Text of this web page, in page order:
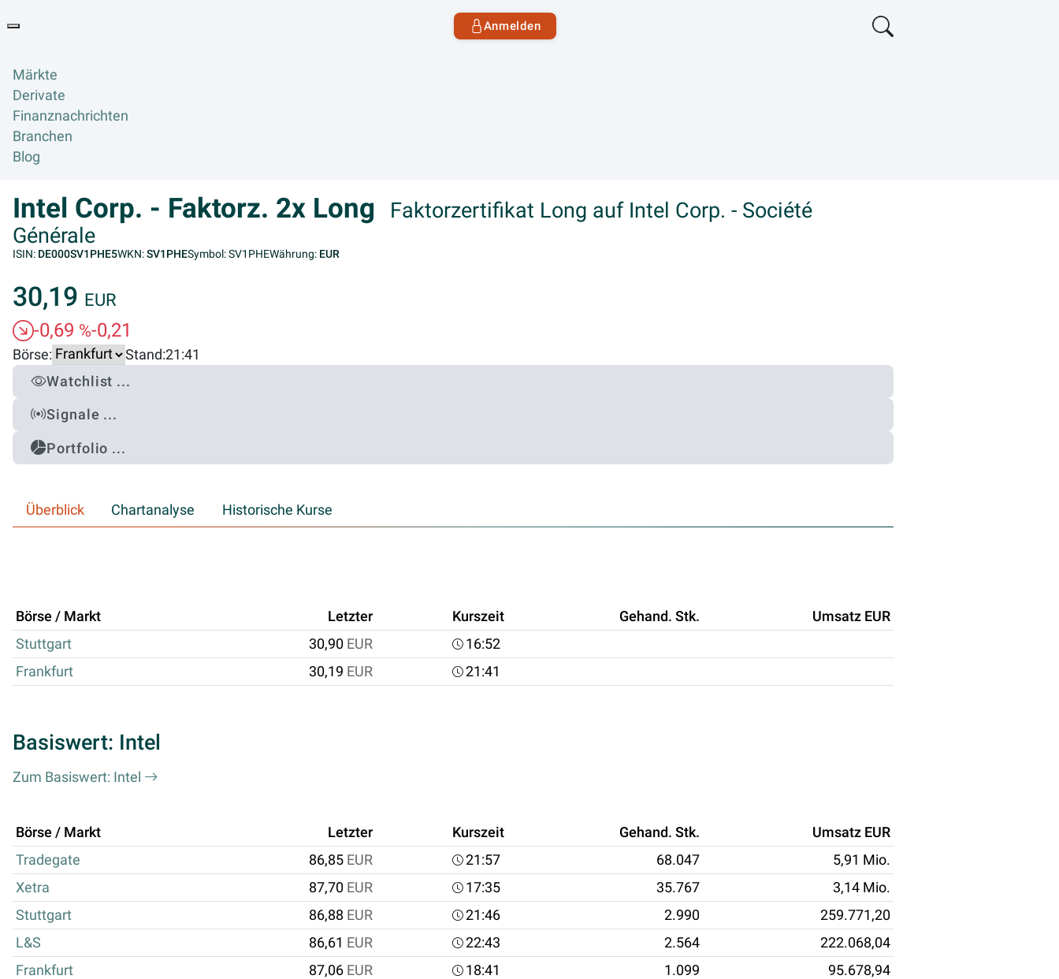
Anmelden
Märkte
Derivate
Finanznachrichten
Branchen
Blog
Intel Corp. - Faktorz. 2x Long
Faktorzertifikat Long auf Intel Corp. - Société
Générale
ISIN: DE000SV1PHE5WKN:SV1PHESymbol: SV1PHEWährung: EUR
30,19 EUR
-0,69 %-0,21
Börse: Stand:21:41
Watchlist ...
Signale ...
Portfolio ...
Überblick Chartanalyse Historische Kurse
Börse / Markt Letzter Kurszeit Gehand. Stk.
Umsatz EUR
Stuttgart
30,90 EUR
16:52
Frankfurt
30,19 EUR 21:41
Basiswert: Intel
Zum Basiswert: Intel
Börse / Markt Letzter Kurszeit Gehand. Stk.
Umsatz EUR
Tradegate
86,85 EUR 21:57 68.047
5,91 Mio.
Xetra
87,70 EUR 17:35 35.767
3,14 Mio.
Stuttgart
86,88 EUR 21:46 2.990
259.771,20
L&S
86,61 EUR 22:43 2.564
222.068,04
Frankfurt
87,06 EUR 18:41 1.099
95.678,94